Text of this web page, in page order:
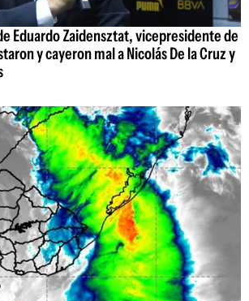
Eduardo Zaidensztat, vicepresidente de
y cayeron mal a Nicolás De la Cruz y